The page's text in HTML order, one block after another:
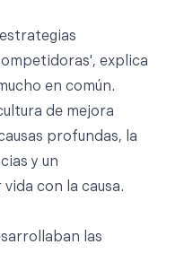
explica
en común.
de mejora
profundas, la
y un
con la causa.
las